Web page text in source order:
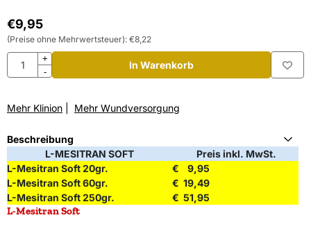
€9,95
(Preise ohne Mehrwertsteuer): €8,22
Anzahl
+
-
In Warenkorb
Mehr Klinion Mehr Wundversorgung
Beschreibung
L-MESITRAN SOFT
Preis inkl. MwSt.
L-Mesitran Soft 20gr.
€ 9,95
L-Mesitran Soft 60gr.
€ 19,49
L-Mesitran Soft 250gr.
€ 51,95
L-Mesitran Soft